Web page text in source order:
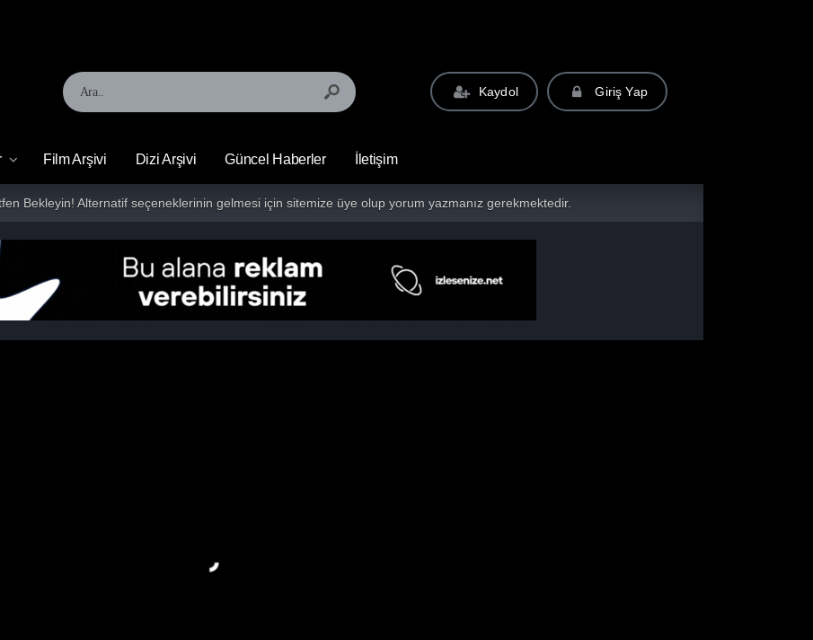
Kaydol Giriş Yap
Film Arşivi Dizi Arşivi Güncel Haberler İletişim
Bekleyin! Alternatif seçeneklerinin gelmesi için sitemize üye olup yorum yazmanız gerekmektedir.